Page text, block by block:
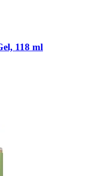
118 ml